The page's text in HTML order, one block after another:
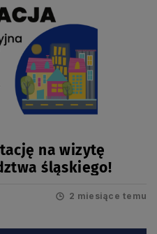
na wizytę
śląskiego!
2 miesiące temu